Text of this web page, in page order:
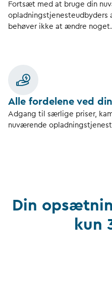
Fortsæt med at bruge din
opladningstjenesteudbyders
behøver ikke at ændre noget.
Alle fordelene ved
Adgang til særlige priser,
nuværende
Din
kun